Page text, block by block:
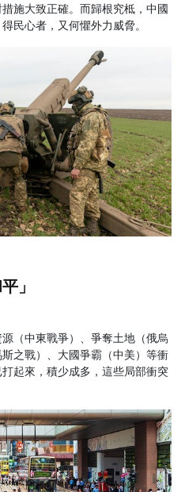
施大致正確。而歸根究柢，中國
民心者，又何懼外力威脅。
」
（中東戰爭）、爭奪土地（俄烏
之戰）、大國爭霸（中美）等衝
起來，積少成多，這些局部衝突